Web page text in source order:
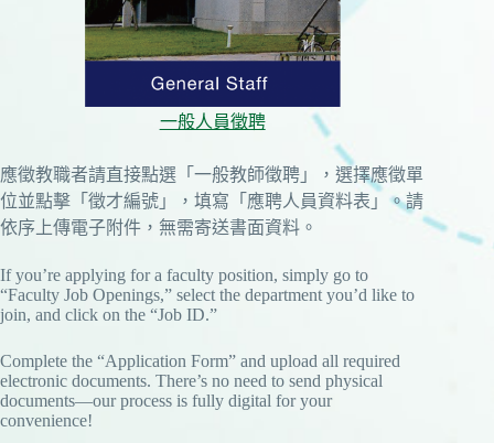
一般人員徵聘
應徵教職者請直接點選「一般教師徵聘」，選擇應徵單
位並點擊「徵才編號」，填寫「應聘人員資料表」。請
依序上傳電子附件，無需寄送書面資料。
If you’re applying for a faculty position, simply go to
“Faculty Job Openings,” select the department you’d like to
join, and click on the “Job ID.”
Complete the “Application Form” and upload all required
electronic documents. There’s no need to send physical
documents—our process is fully digital for your
convenience!